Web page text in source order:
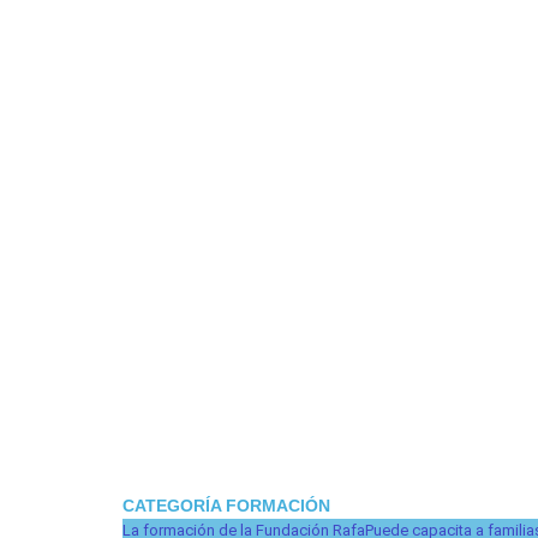
CATEGORÍA FORMACIÓN
La formación de la Fundación RafaPuede capacita a